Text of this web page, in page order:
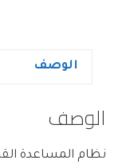
الوصف
الوصف
نظام المساعدة